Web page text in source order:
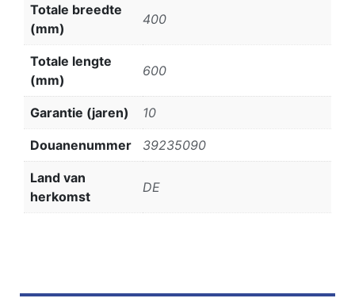
Totale breedte
(mm)
400
Totale lengte
(mm)
600
Garantie (jaren) 10
Douanenummer 39235090
Land van
herkomst
DE